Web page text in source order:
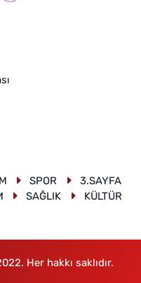
SPOR
3.SAYFA
SAĞLIK KÜLTÜR
Her hakkı saklıdır.